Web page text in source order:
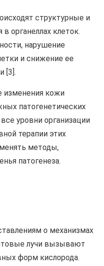
структурные и
органеллах клеток.
нарушение
и снижение ее
[3].
изменения кожи
патогенетических
уровни организации
терапии этих
методы,
патогенеза.
о механизмах
лучи вызывают
форм кислорода.